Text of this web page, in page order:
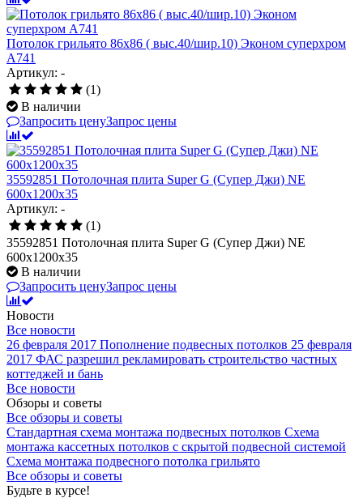
Потолок грильято 86х86 ( выс.40/шир.10) Эконом суперхром
А741
Артикул: -
(1)
В наличии
Запросить ценуЗапрос цены
35592851 Потолочная плита Super G (Супер Джи) NE
600x1200x35
Артикул: -
(1)
35592851 Потолочная плита Super G (Супер Джи) NE
600x1200x35
В наличии
Запросить ценуЗапрос цены
Новости
Все новости
26 февраля 2017 Пополнение подвесных потолков 25 февраля
2017 ФАС разрешил рекламировать строительство частных
коттеджей и бань
Все новости
Обзоры и советы
Все обзоры и советы
Стандартная схема монтажа подвесных потолков Схема
монтажа кассетных потолков с скрытой подвесной системой
Схема монтажа подвесного потолка грильято
Все обзоры и советы
Будьте в курсе!